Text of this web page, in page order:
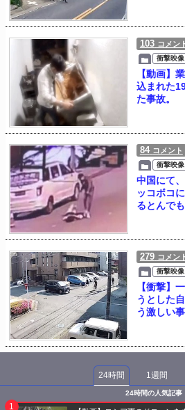
103 コメン
衝撃映像
【動画】
込まれた
た事故。
84 コメント
衝撃映像
中国にて
ッコボコ
るとんで
279 コメン
衝撃映像
【衝撃】
うとした
う激しい事
24時間 1週間
24時間の人気記事